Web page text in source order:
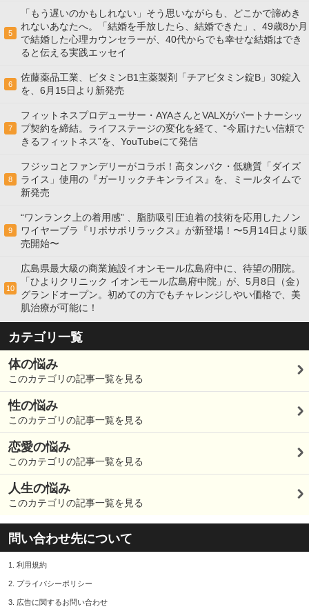
5
「もう遅いのかもしれない」そう思いながらも、どこかで諦めき
れないあなたへ。「結婚を手放したら、結婚できた」、49歳8か月
で結婚した心理カウンセラーが、40代からでも幸せな結婚はでき
ると伝える実践エッセイ
6
佐藤薬品工業、ビタミンB1主薬製剤「チアビタミン錠B」30錠入
を、6月15日より新発売
7
フィットネスプロデューサー・AYAさんとVALXがパートナーシッ
プ契約を締結。ライフステージの変化を経て、“今届けたい信頼で
きるフィットネス”を、YouTubeにて発信
8
フジッコとファンデリーがコラボ！高タンパク・低糖質「ダイズ
ライス」使用の『ガーリックチキンライス』を、ミールタイムで
新発売
9
“ワンランク上の着用感” 、脂肪吸引圧迫着の技術を応用したノン
ワイヤーブラ『リポサポリラックス』が新登場！〜5月14日より販
売開始〜
10
広島県最大級の商業施設イオンモール広島府中に、待望の開院。
「ひよりクリニック イオンモール広島府中院」が、5月8日（金）
グランドオープン。初めての方でもチャレンジしやい価格で、美
肌治療が可能に！
カテゴリ一覧
体の悩み
このカテゴリの記事一覧を見る
性の悩み
このカテゴリの記事一覧を見る
恋愛の悩み
このカテゴリの記事一覧を見る
人生の悩み
このカテゴリの記事一覧を見る
問い合わせ先について
1. 利用規約
2. プライバシーポリシー
3. 広告に関するお問い合わせ